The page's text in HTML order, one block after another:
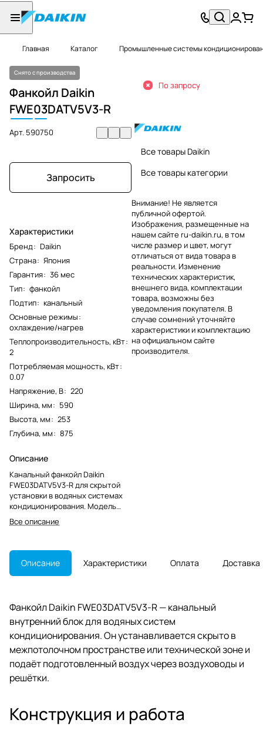
Главная Каталог Промышленные системы
Снято с производства
Фанкойл Daikin
FWE03DATV5V3-R
Арт. 590750
Запросить
Характеристики
Бренд: Daikin
Страна: Япония
Гарантия: 36 мес
Тип: фанкойл
Подтип: канальный
Основные режимы:
охлаждение/нагрев
Теплопроизводительность, кВт:
2
Потребляемая мощность, кВт:
0.07
Напряжение, В: 220
Ширина, мм: 590
Высота, мм: 253
Глубина, мм: 875
Описание
Канальный фанкойл Daikin
FWE03DATV5V3-R для скрытой
установки в водяных системах
кондиционирования. Модель
снята с производства и
подбирается с учётом
воздуховодов.
Все описание
По запросу
Все товары Daikin
Все товары категории
Внимание! Не является
публичной офертой.
Изображения, размещенные на
нашем сайте ru-daikin.ru, в том
числе размер и цвет, могут
отличаться от вида товара в
реальности. Изменение
технических характеристик,
внешнего вида, комплектации
товара, возможны без
уведомления покупателя. В
случае сомнений уточняйте
характеристики и комплектацию
на официальном сайте
производителя.
Описание Характеристики Оплата Доставка
Фанкойл Daikin FWE03DATV5V3-R — канальный
внутренний блок для водяных систем
кондиционирования. Он устанавливается скрыто в
межпотолочном пространстве или технической зоне и
подаёт подготовленный воздух через воздуховоды и
решётки.
Конструкция и работа